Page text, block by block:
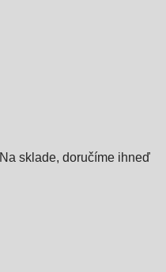
Na sklade, doručíme ihneď